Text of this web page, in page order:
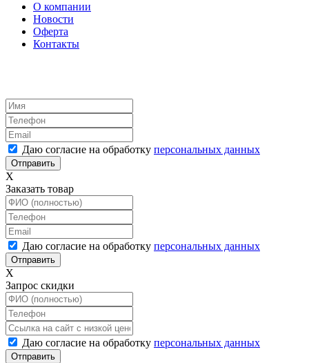
О компании
Новости
Оферта
Контакты
Даю согласие на обработку персональных данных
X
Заказать товар
Даю согласие на обработку персональных данных
X
Запрос скидки
Даю согласие на обработку персональных данных